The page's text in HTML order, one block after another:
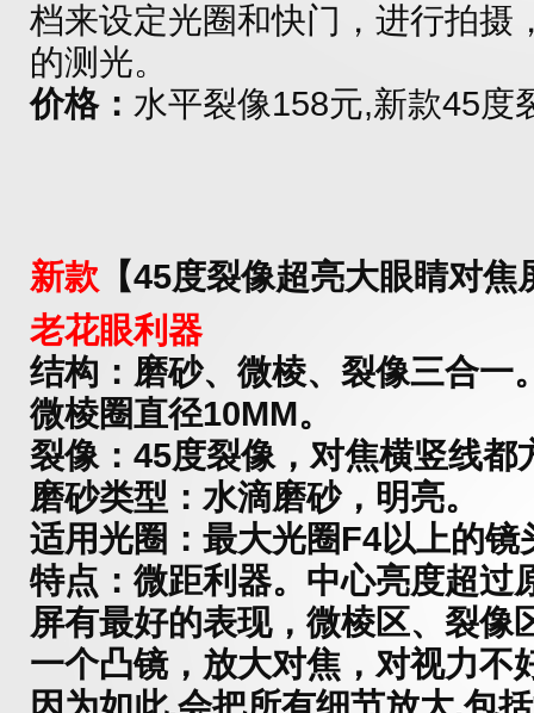
档来设定光圈和快门，进行拍摄
的测光。
价格： 水平裂像158元,新款45度
新款 【45度裂像超亮大眼睛对
老花眼利器
结构： 磨砂、微棱、裂像三合一
微棱圈直径10MM。
裂像： 45度裂像，对焦横竖线都
磨砂类型： 水滴磨砂，明亮。
适用光圈： 最大光圈F4以上的镜
特点：微距利器。 中心亮度超过
屏有最好的表现， 微棱区、裂像
一个凸镜，放大对焦，对视力不